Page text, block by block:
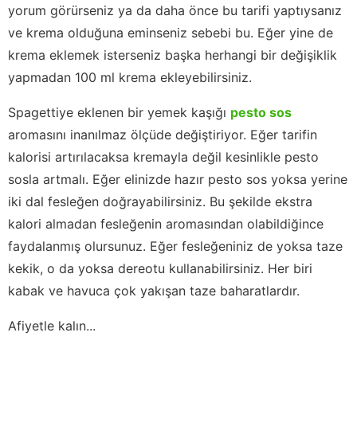
yorum görürseniz ya da daha önce bu tarifi yaptıysanız
ve krema olduğuna eminseniz sebebi bu. Eğer yine de
krema eklemek isterseniz başka herhangi bir değişiklik
yapmadan 100 ml krema ekleyebilirsiniz.
Spagettiye eklenen bir yemek kaşığı pesto sos
aromasını inanılmaz ölçüde değiştiriyor. Eğer tarifin
kalorisi artırılacaksa kremayla değil kesinlikle pesto
sosla artmalı. Eğer elinizde hazır pesto sos yoksa yerine
iki dal fesleğen doğrayabilirsiniz. Bu şekilde ekstra
kalori almadan fesleğenin aromasından olabildiğince
faydalanmış olursunuz. Eğer fesleğeniniz de yoksa taze
kekik, o da yoksa dereotu kullanabilirsiniz. Her biri
kabak ve havuca çok yakışan taze baharatlardır.
Afiyetle kalın...